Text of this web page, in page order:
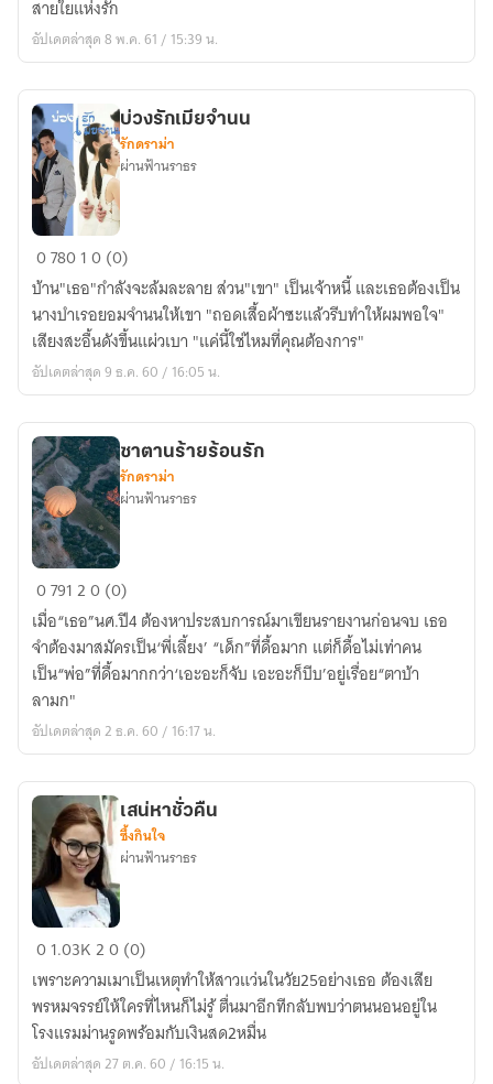
สายใยแห่งรัก
อัปเดตล่าสุด 8 พ.ค. 61 / 15:39 น.
บ่วง
รัก
เมีย
จำนน
บ่วงรักเมียจำนน
รักดราม่า
ผ่านฟ้านราธร
078010 (0)
บ้าน"เธอ"กำลังจะล้มละลาย ส่วน"เขา" เป็นเจ้าหนี้ และเธอต้องเป็น
นางบำเรอยอมจำนนให้เขา "ถอดเสื้อผ้าซะแล้วรีบทำให้ผมพอใจ"
เสียงสะอื้นดังขึ้นแผ่วเบา "แค่นี้ใช่ไหมที่คุณต้องการ"
อัปเดตล่าสุด 9 ธ.ค. 60 / 16:05 น.
ซาตาน
ร้าย
ร้อน
รัก
ซาตานร้ายร้อนรัก
รักดราม่า
ผ่านฟ้านราธร
079120 (0)
เมื่อ“เธอ”นศ.ปี4 ต้องหาประสบการณ์มาเขียนรายงานก่อนจบ เธอ
จำต้องมาสมัครเป็น‘พี่เลี้ยง’ “เด็ก”ที่ดื้อมาก แต่ก็ดื้อไม่เท่าคน
เป็น“พ่อ”ที่ดื้อมากกว่า‘เอะอะก็จับ เอะอะก็บีบ’อยู่เรื่อย“ตาบ้า
ลามก"
อัปเดตล่าสุด 2 ธ.ค. 60 / 16:17 น.
เสน่หา
คืน
เสน่หาชั่วคืน
ซึ้งกินใจ
ผ่านฟ้านราธร
01.03K20 (0)
เพราะความเมาเป็นเหตุทำให้สาวแว่นในวัย25อย่างเธอ ต้องเสีย
พรหมจรรย์ให้ใครที่ไหนก็ไม่รู้ ตื่นมาอีกทีกลับพบว่าตนนอนอยู่ใน
โรงแรมม่านรูดพร้อมกับเงินสด2หมื่น
อัปเดตล่าสุด 27 ต.ค. 60 / 16:15 น.